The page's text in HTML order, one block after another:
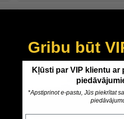
Gribu būt
Kļūsti par VIP klientu ar
*Apstiprinot e-pastu, Jūs piekrītat